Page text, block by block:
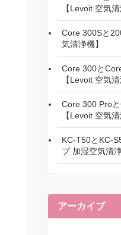
【Levoit 空気清
Core 300Sと
気清浄機】
Core 300と
【Levoit 空気清
Core 300 Pro
【Levoit 空気清
KC-T50とKC-
プ 加湿空気清浄
アーカイブ